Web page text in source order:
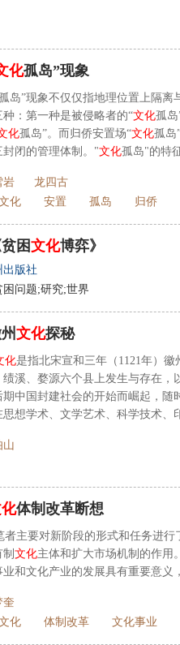
化孤岛”现象
岛”现象不仅仅指地理位置上隔离
种：第一种是被侵略者的“文化孤
化孤岛”。而归侨安置场“文化孤岛
封闭的管理体制。"文化孤岛"的特
岩 龙四古
化 安置 孤岛 归侨
贫困文化博弈》
出版社
困问题;研究;世界
文化探秘
化是指北宋宣和三年（1121年）
溪、婺源六个县上发生与存在，
中国封建社会的开始而崛起，随
思想学术、文学艺术、科学技术、
山
体制改革断想
者主要对新阶段的形式和任务进行
文化主体和扩大市场机制的作用
和文化产业的发展具有重要意义
奎
化 体制改革 文化事业